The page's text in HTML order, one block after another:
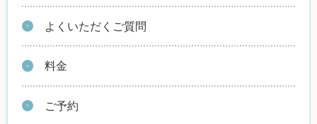
よくいただくご質問
料金
ご予約